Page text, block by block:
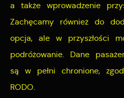
a także wprowadzenie
Zachęcamy również do
opcja, ale w przyszłości
podróżowanie. Dane
są w pełni chronione,
RODO.